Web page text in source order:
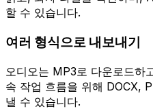
할 수 있습니다.
여러 형식으로 내보내기
오디오는 MP3로 다운로드하
속 작업 흐름을 위해 DOCX,
낼 수 있습니다.